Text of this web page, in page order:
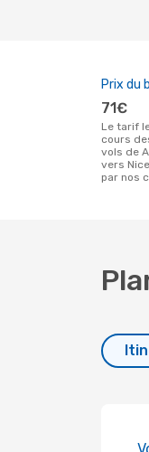
Prix du
71€
Le tarif le plus abordable observé au
cours
vols de
vers
par nos